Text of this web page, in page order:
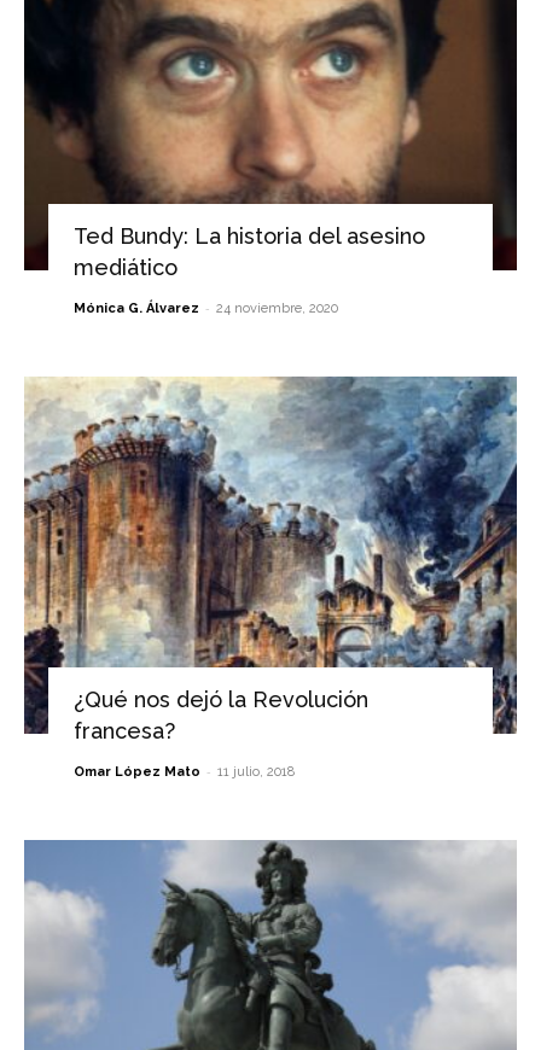
Ted Bundy: La historia del asesino
mediático
Mónica G. Álvarez - 24 noviembre, 2020
¿Qué nos dejó la Revolución
francesa?
Omar López Mato - 11 julio, 2018